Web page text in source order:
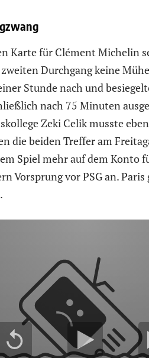
Karte für Clément Michelin
Durchgang keine
Stunde nach und
nach 75 Minuten
Zeki Celik musste
die beiden Treffer am
Spiel mehr auf dem Konto
Vorsprung vor PSG an.